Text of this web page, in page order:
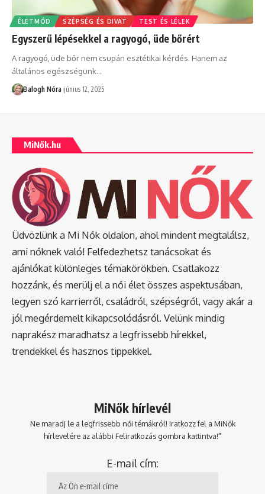
ÉLETMÓD SZÉPSÉG ÉS DIVAT TEST ÉS LÉLEK
Egyszerű lépésekkel a ragyogó, üde bőrért
A ragyogó, üde bőr nem csupán esztétikai kérdés. Hanem az
általános egészségünk…
Balogh Nóra június 12, 2025
MiNők.hu
Üdvözlünk a Mi Nők oldalon, ahol mindent megtalálsz,
ami nőknek való! Felfedezhetsz tanácsokat és
ajánlókat különleges témakörökben. Csatlakozz
hozzánk, és merülj el a női élet összes aspektusában,
legyen szó karrierről, családról, szépségről, vagy akár a
jól megérdemelt kikapcsolódásról. Velünk mindig
naprakész maradhatsz a legfrissebb hírekkel,
trendekkel és hasznos tippekkel.
MiNők hírlevél
Ne maradj le a legfrissebb női témákról! Iratkozz fel a MiNők
hírlevelére az alábbi Feliratkozás gombra kattintva!"
E-mail cím: